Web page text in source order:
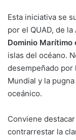
Esta iniciativa se
por el QUAD, de la
Dominio
islas del océano.
desempeñado por
Mundial y la
oceánico.
Conviene
contrarrestar la